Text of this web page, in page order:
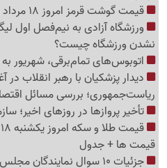
قیمت گوشت قرمز امروز 18 مرداد 1405+ جدول قیمت ها
ورزشگاه آزادی به نیم‌فصل اول
نشدن ورزشگاه چیست؟
اتوبوس‌های تمام‌برقی، شهریور
دیدار پزشکیان با رهبر انقلاب
ریاست‌جمهوری؛ بررسی مسائل
تأخیر پروازها در روزهای اخیر؛
قیمت ها + جدول
جزئیات 10 سوال